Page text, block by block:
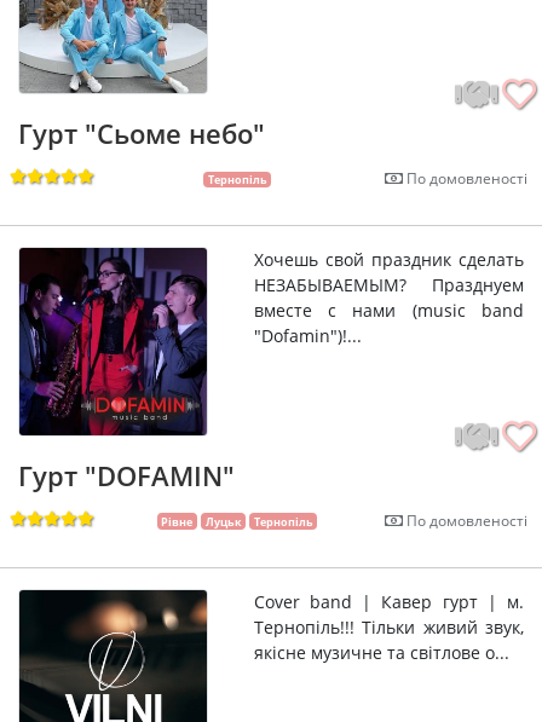
Гурт "Сьоме небо"
Тернопіль По домовленості
Хочешь свой праздник сделать
НЕЗАБЫВАЕМЫМ? Празднуем
вместе с нами (music band
"Dofamin")!...
Гурт "DOFAMIN"
Рівне Луцьк Тернопіль По домовленості
Cover band | Кавер гурт | м.
Тернопіль!!! Тільки живий звук,
якісне музичне та світлове о...